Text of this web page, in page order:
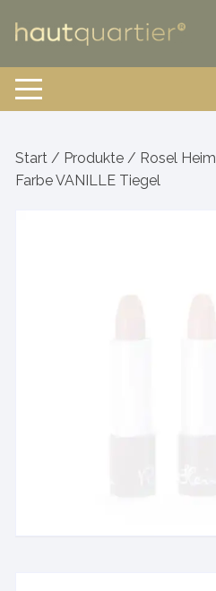
Inhalt
Start / Produkte / Rosel Heim
Farbe VANILLE Tiegel